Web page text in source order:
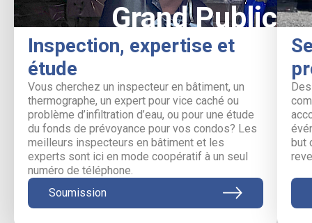
Grand Public
Inspection, expertise et
étude
Vous cherchez un inspecteur en bâtiment, un
thermographe, un expert pour vice caché ou
problème d’infiltration d’eau, ou pour une étude
du fonds de prévoyance pour vos condos? Les
meilleurs inspecteurs en bâtiment et les
experts sont ici en mode coopératif à un seul
numéro de téléphone.
Soumission
but